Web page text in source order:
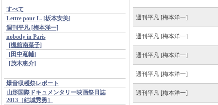
すべて
Lettre pour L. [坂本安美]
週刊平凡 [梅本洋一]
nobody in Paris
[槻舘南菜子]
[田中竜輔]
[茂木恵介]
爆音収穫祭レポート
山形国際ドキュメンタリー映画祭日誌
2013［結城秀勇］
週刊平凡 [梅本洋一]
週刊平凡 [梅本洋一]
週刊平凡 [梅本洋一]
週刊平凡 [梅本洋一]
週刊平凡 [梅本洋一]